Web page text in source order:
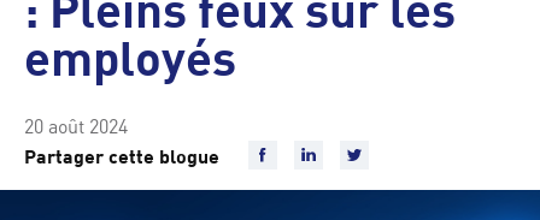
: Pleins feux sur les
employés
20 août 2024
Partager cette blogue